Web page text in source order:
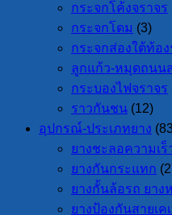
กระจกโค้งจราจร
กระจกโดม (3)
กระจกส่องใต้ท้อง
ลูกแก้ว-หมุดถนน
กระบองไฟจราจร
ราวกันชน (12)
อุปกรณ์-ประเภทยาง
ยางชะลอความเร็
ยางกันกระแทก
ยางกั้นล้อรถ ยาง
ยางป้องกันสายเค